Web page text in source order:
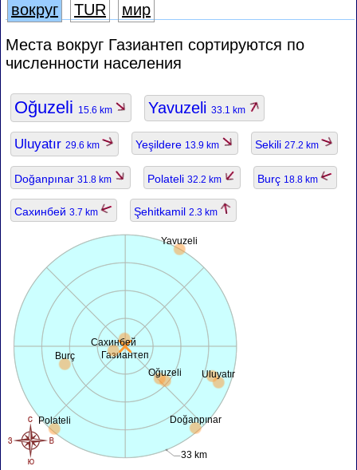
вокруг TUR
мир
Места вокруг Газиантеп сортируются по
численности населения
Oğuzeli 15.6 km Yavuzeli 33.1 km
Uluyatır 29.6 km Yeşildere 13.9 km Sekili 27.2 km
Doğanpınar 31.8 km Polateli 32.2 km Burç 18.8 km
Сахинбей 3.7 km Şehitkamil 2.3 km
Газиантеп
33 km
Oğuzeli
Yavuzeli
Uluyatır
Doğanpınar
Polateli
Burç
Сахинбей